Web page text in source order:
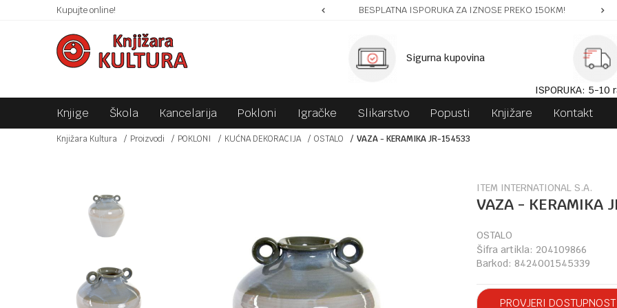
Kupujte online!SIGURNO PLAĆANJE PLATNIM KARTICAMA! BESPLATNA ISPORUKA ZA IZNOSE PREKO 150KM!
Sigurna kupovina
ISPORUKA: 5-10
Knjige Škola Kancelarija Pokloni Igračke Slikarstvo Popusti Knjižare Kontakt
Knjižara Kultura Proizvodi POKLONI KUĆNA DEKORACIJA OSTALO VAZA - KERAMIKA JR-154533
ITEM INTERNATIONAL S.A.
VAZA - KERAMIKA
OSTALO
Šifra artikla: 204109866
Barkod: 8424001545339
PROVJERI